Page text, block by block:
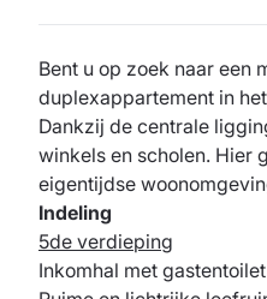
Bent u op zoek naar een
duplexappartement in
Dankzij de centrale
winkels en scholen. Hier
eigentijdse
Indeling
5de verdieping
Inkomhal met gastentoilet